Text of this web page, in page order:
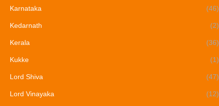
Karnataka (46)
Kedarnath (2)
Kerala (36)
Kukke (1)
Lord Shiva (47)
Lord Vinayaka (12)